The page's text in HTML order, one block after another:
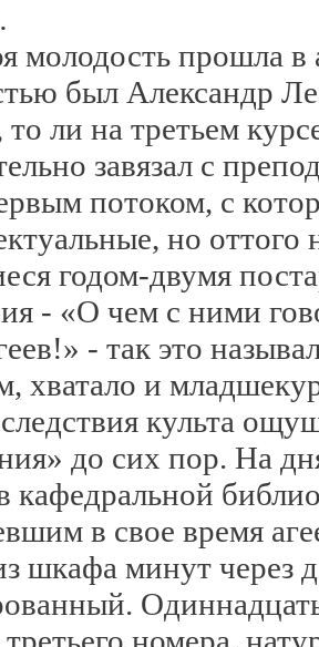
прошла в
был Александр
то ли на третьем
завязал с
потоком, с
но
годом-двумя
- «О чем с ними
- так это
хватало и
культа
до сих пор. На
кафедральной
в свое время
шкафа минут через